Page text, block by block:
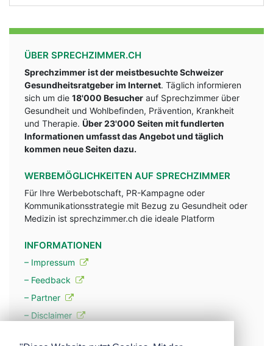
ÜBER SPRECHZIMMER.CH
Sprechzimmer ist der meistbesuchte Schweizer
Gesundheitsratgeber im Internet. Täglich informieren
sich um die 18'000 Besucher auf Sprechzimmer über
Gesundheit und Wohlbefinden, Prävention, Krankheit
und Therapie. Über 23'000 Seiten mit fundlerten
Informationen umfasst das Angebot und täglich
kommen neue Seiten dazu.
WERBEMÖGLICHKEITEN AUF SPRECHZIMMER
Für Ihre Werbebotschaft, PR-Kampagne oder
Kommunikationsstrategie mit Bezug zu Gesundheit oder
Medizin ist sprechzimmer.ch die ideale Platform
INFORMATIONEN
– Impressum
– Feedback
– Partner
– Disclaimer